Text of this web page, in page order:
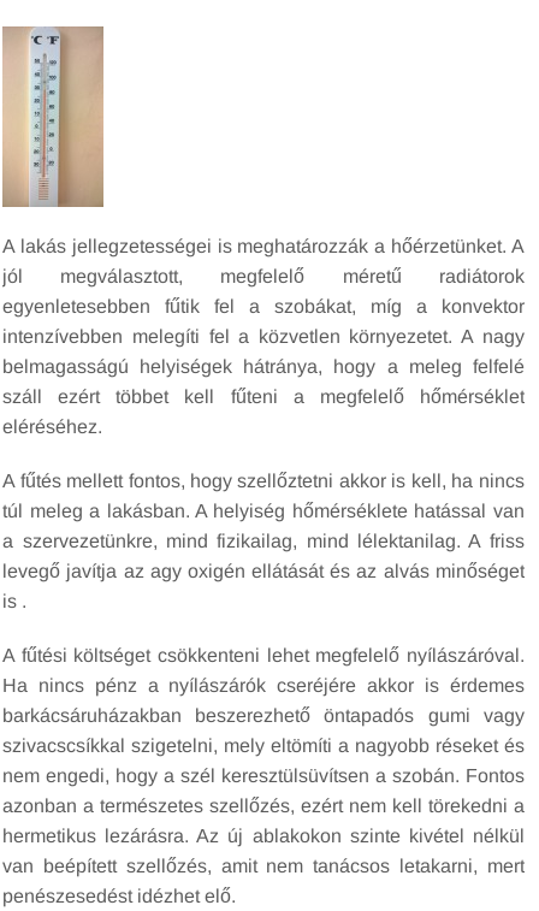
A lakás jellegzetességei is meghatározzák a hőérzetünket. A
jól megválasztott, megfelelő méretű radiátorok
egyenletesebben fűtik fel a szobákat, míg a konvektor
intenzívebben melegíti fel a közvetlen környezetet. A nagy
belmagasságú helyiségek hátránya, hogy a meleg felfelé
száll ezért többet kell fűteni a megfelelő hőmérséklet
eléréséhez.
A fűtés mellett fontos, hogy szellőztetni akkor is kell, ha nincs
túl meleg a lakásban. A helyiség hőmérséklete hatással van
a szervezetünkre, mind fizikailag, mind lélektanilag. A friss
levegő javítja az agy oxigén ellátását és az alvás minőséget
is .
A fűtési költséget csökkenteni lehet megfelelő nyílászáróval.
Ha nincs pénz a nyílászárók cseréjére akkor is érdemes
barkácsáruházakban beszerezhető öntapadós gumi vagy
szivacscsíkkal szigetelni, mely eltömíti a nagyobb réseket és
nem engedi, hogy a szél keresztülsüvítsen a szobán. Fontos
azonban a természetes szellőzés, ezért nem kell törekedni a
hermetikus lezárásra. Az új ablakokon szinte kivétel nélkül
van beépített szellőzés, amit nem tanácsos letakarni, mert
penészesedést idézhet elő.